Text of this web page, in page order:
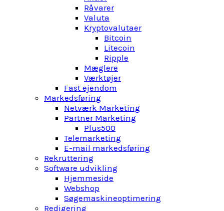
Råvarer
Valuta
Kryptovalutaer
Bitcoin
Litecoin
Ripple
Mæglere
Værktøjer
Fast ejendom
Markedsføring
Netværk Marketing
Partner Marketing
Plus500
Telemarketing
E-mail markedsføring
Rekruttering
Software udvikling
Hjemmeside
Webshop
Søgemaskineoptimering
Redigering